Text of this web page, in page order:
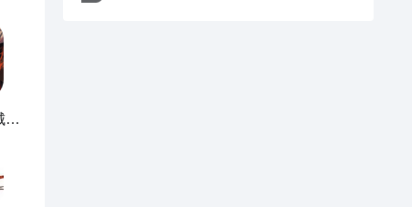
魔兽地图地下城与勇士